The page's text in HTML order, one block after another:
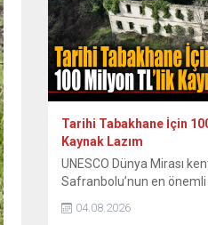
sarı çıplak deri bulunan
türü...
Tarihi Tabakhane İçin
Kaynak Lazım
UNESCO Dünya Mirası
Safranbolu’nun en
Tabakhane Binası’nın
04.08.2026